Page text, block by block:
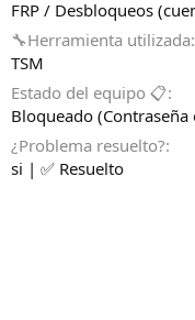
FRP / Desbloqueos
🔧Herramienta utilizada
TSM
Estado del equipo 📋
Bloqueado (Contraseña
¿Problema resuelto?
si | ✅ Resuelto